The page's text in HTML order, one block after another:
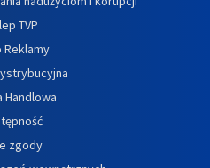
TVP
Reklamy
Handlowa
zgody